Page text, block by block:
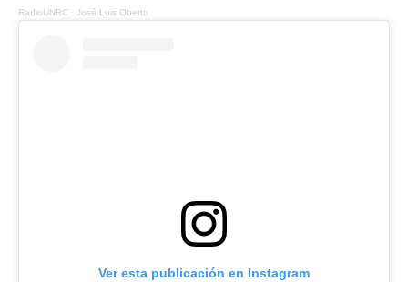
RadioUNRC · José Luis Oberto
Ver esta publicación en Instagram